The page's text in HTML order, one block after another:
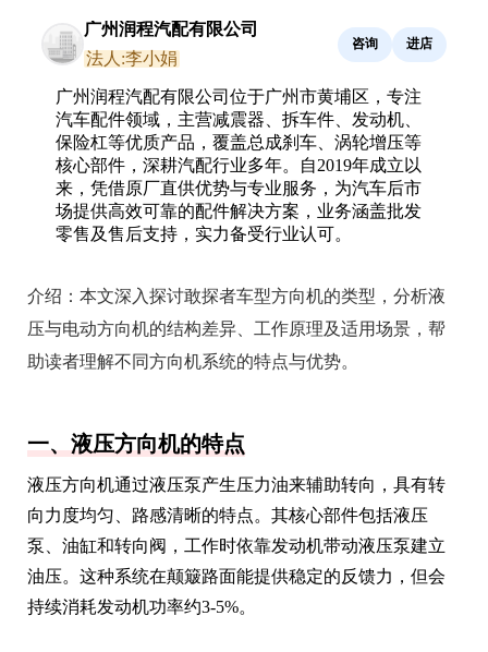
广州润程汽配有限公司
法人:李小娟
咨询 进店
广州润程汽配有限公司位于广州市黄埔区，专注
汽车配件领域，主营减震器、拆车件、发动机、
保险杠等优质产品，覆盖总成刹车、涡轮增压等
核心部件，深耕汽配行业多年。自2019年成立以
来，凭借原厂直供优势与专业服务，为汽车后市
场提供高效可靠的配件解决方案，业务涵盖批发
零售及售后支持，实力备受行业认可。
介绍： 本文深入探讨敢探者车型方向机的类型，分析液
压与电动方向机的结构差异、工作原理及适用场景，帮
助读者理解不同方向机系统的特点与优势。
一、液压方向机的特点
液压方向机通过液压泵产生压力油来辅助转向，具有转
向力度均匀、路感清晰的特点。其核心部件包括液压
泵、油缸和转向阀，工作时依靠发动机带动液压泵建立
油压。这种系统在颠簸路面能提供稳定的反馈力，但会
持续消耗发动机功率约3-5%。